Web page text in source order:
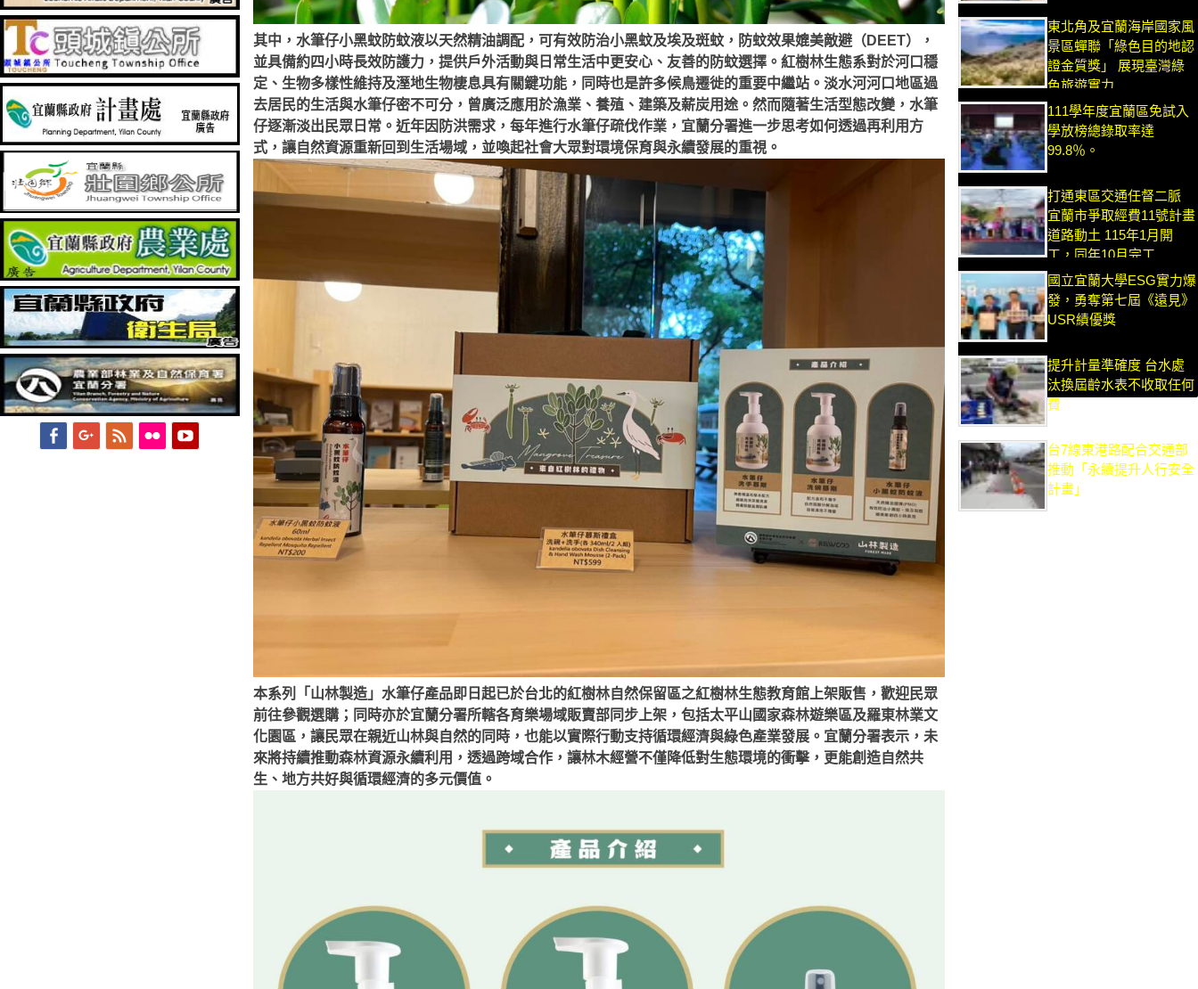
其中，水筆仔小黑蚊防蚊液以天然精油調配，可有效防治小黑蚊及埃及斑蚊，防蚊效果媲美敵避（DEET），
並具備約四小時長效防護力，提供戶外活動與日常生活中更安心、友善的防蚊選擇。 紅樹林生態系對於河口穩
定、生物多樣性維持及溼地生物棲息具有關鍵功能，同時也是許多候鳥遷徙的重要中繼站。淡水河河口地區過
去居民的生活與水筆仔密不可分，曾廣泛應用於漁業、養殖、建築及薪炭用途。然而隨著生活型態改變，水筆
仔逐漸淡出民眾日常。近年因防洪需求，每年進行水筆仔疏伐作業，宜蘭分署進一步思考如何透過再利用方
式，讓自然資源重新回到生活場域，並喚起社會大眾對環境保育與永續發展的重視。
本系列「山林製造」水筆仔產品即日起已於台北的紅樹林自然保留區之紅樹林生態教育館上架販售，歡迎民眾
前往參觀選購；同時亦於宜蘭分署所轄各育樂場域販賣部同步上架，包括太平山國家森林遊樂區及羅東林業文
化園區，讓民眾在親近山林與自然的同時，也能以實際行動支持循環經濟與綠色產業發展。 宜蘭分署表示，未
來將持續推動森林資源永續利用，透過跨域合作，讓林木經營不僅降低對生態環境的衝擊，更能創造自然共
生、地方共好與循環經濟的多元價值。
東北角及宜蘭海岸國家風
景區蟬聯「綠色目的地認
證金質獎」 展現臺灣綠
色旅遊實力
111學年度宜蘭區免試入
學放榜總錄取率達
99.8％。
打通東區交通任督二脈
宜蘭市爭取經費11號計畫
道路動土 115年1月開
工，同年10月完工
國立宜蘭大學ESG實力爆
發，勇奪第七屆《遠見》
USR績優獎
提升計量準確度 台水處
汰換屆齡水表不收取任何
費
台7線東港路配合交通部
推動「永續提升人行安全
計畫」
FacebookGoogleplus
Feed Flickr YouTube